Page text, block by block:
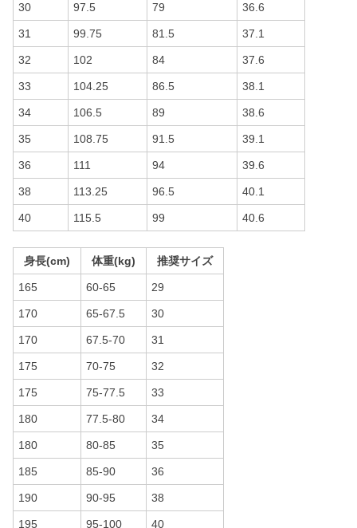
30 97.5 79 36.6
31 99.75 81.5 37.1
32 102 84 37.6
33 104.25 86.5 38.1
34 106.5 89 38.6
35 108.75 91.5 39.1
36 111 94 39.6
38 113.25 96.5 40.1
40 115.5 99 40.6
身長(cm) 体重(kg) 推奨サイズ
165 60-65 29
170 65-67.5 30
170 67.5-70 31
175 70-75 32
175 75-77.5 33
180 77.5-80 34
180 80-85 35
185 85-90 36
190 90-95 38
195 95-100 40